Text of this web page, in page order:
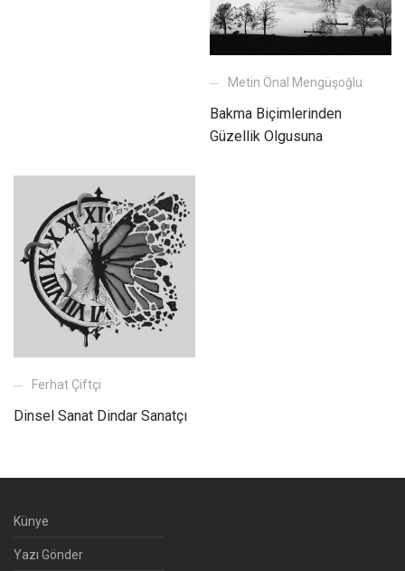
Metin Önal Mengüşoğlu
Bakma Biçimlerinden
Güzellik Olgusuna
Ferhat Çiftçi
Dinsel Sanat Dindar Sanatçı
Künye
Yazı Gönder